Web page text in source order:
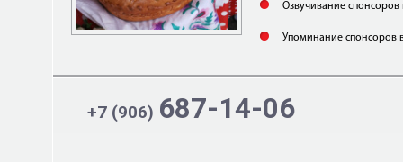
Озвучивание спонсоров
Упоминание спонсоров
+7 (906) 687-14-06